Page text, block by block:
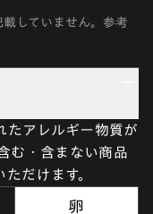
していません。参考
アレルギー物質が
む・含まない商品
ただけます。
卵